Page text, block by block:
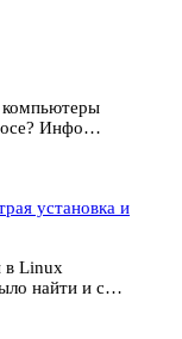
компьютеры
Инфо…
установка и
в Linux
найти и с…